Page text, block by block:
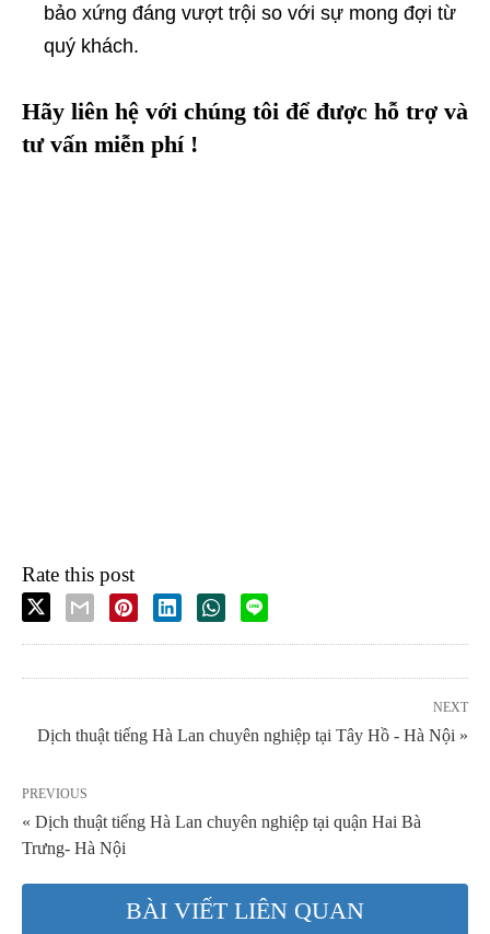
bảo xứng đáng vượt trội so với sự mong đợi từ
quý khách.
Hãy liên hệ với chúng tôi để được hỗ trợ và
tư vấn miễn phí !
Rate this post
NEXT
Dịch thuật tiếng Hà Lan chuyên nghiệp tại Tây Hồ - Hà Nội »
PREVIOUS
« Dịch thuật tiếng Hà Lan chuyên nghiệp tại quận Hai Bà
Trưng- Hà Nội
BÀI VIẾT LIÊN QUAN